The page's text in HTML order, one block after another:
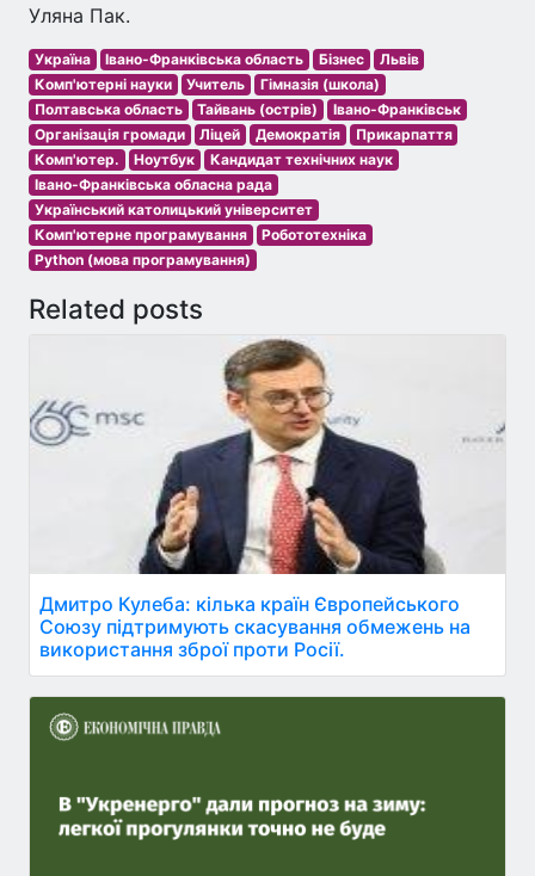
Уляна Пак.
Україна Івано-Франківська область Бізнес
Львів
Комп'ютерні науки
Учитель
Гімназія (школа)
Полтавська область
Тайвань (острів)
Івано-Франківськ
Організація громади
Ліцей Демократія
Прикарпаття
Комп'ютер.
Ноутбук
Кандидат технічних наук
Івано-Франківська обласна рада
Український католицький університет
Комп'ютерне програмування
Робототехніка
Python (мова програмування)
Related posts
Дмитро Кулеба: кілька країн Європейського
Союзу підтримують скасування обмежень на
використання зброї проти Росії.